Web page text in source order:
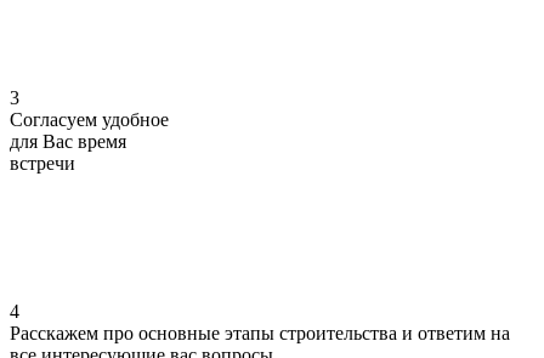
3
Согласуем удобное
для Вас время
встречи
4
Расскажем про основные этапы строительства и ответим на